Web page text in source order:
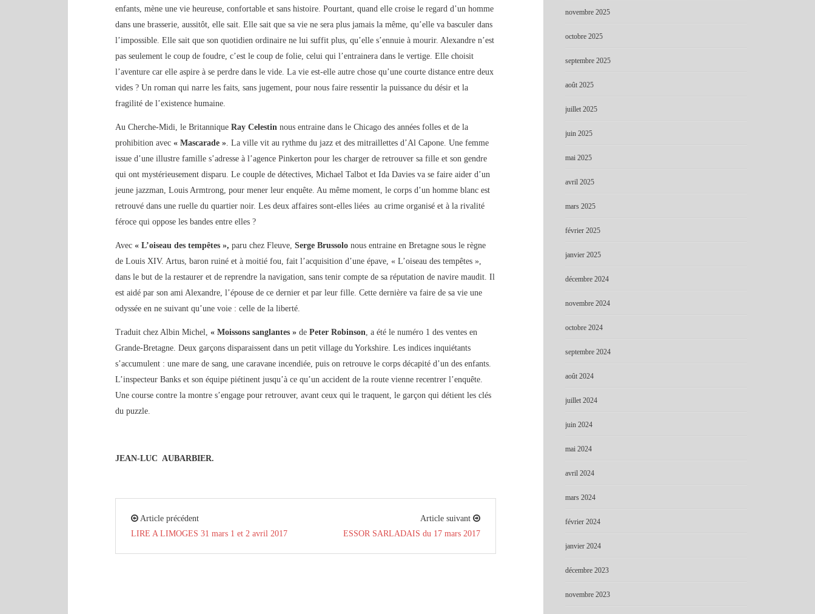
enfants, mène une vie heureuse, confortable et sans histoire. Pourtant, quand elle croise le regard d’un homme
dans une brasserie, aussitôt, elle sait. Elle sait que sa vie ne sera plus jamais la même, qu’elle va basculer dans
l’impossible. Elle sait que son quotidien ordinaire ne lui suffit plus, qu’elle s’ennuie à mourir. Alexandre n’est
pas seulement le coup de foudre, c’est le coup de folie, celui qui l’entrainera dans le vertige. Elle choisit
l’aventure car elle aspire à se perdre dans le vide. La vie est-elle autre chose qu’une courte distance entre deux
vides ? Un roman qui narre les faits, sans jugement, pour nous faire ressentir la puissance du désir et la
fragilité de l’existence humaine.
Au Cherche-Midi, le BritanniqueRay Celestin nous entraine dans le Chicago des années folles et de la
prohibition avec« Mascarade ». La ville vit au rythme du jazz et des mitraillettes d’Al Capone. Une femme
issue d’une illustre famille s’adresse à l’agence Pinkerton pour les charger de retrouver sa fille et son gendre
qui ont mystérieusement disparu. Le couple de détectives, Michael Talbot et Ida Davies va se faire aider d’un
jeune jazzman, Louis Armtrong, pour mener leur enquête. Au même moment, le corps d’un homme blanc est
retrouvé dans une ruelle du quartier noir. Les deux affaires sont-elles liées au crime organisé et à la rivalité
féroce qui oppose les bandes entre elles ?
Avec« L’oiseau des tempêtes »,paru chez Fleuve,Serge Brussolo nous entraine en Bretagne sous le règne
de Louis XIV. Artus, baron ruiné et à moitié fou, fait l’acquisition d’une épave, « L’oiseau des tempêtes »,
dans le but de la restaurer et de reprendre la navigation, sans tenir compte de sa réputation de navire maudit. Il
est aidé par son ami Alexandre, l’épouse de ce dernier et par leur fille. Cette dernière va faire de sa vie une
odyssée en ne suivant qu’une voie : celle de la liberté.
Traduit chez Albin Michel,« Moissons sanglantes »dePeter Robinson, a été le numéro 1 des ventes en
Grande-Bretagne. Deux garçons disparaissent dans un petit village du Yorkshire. Les indices inquiétants
s’accumulent : une mare de sang, une caravane incendiée, puis on retrouve le corps décapité d’un des enfants.
L’inspecteur Banks et son équipe piétinent jusqu’à ce qu’un accident de la route vienne recentrer l’enquête.
Une course contre la montre s’engage pour retrouver, avant ceux qui le traquent, le garçon qui détient les clés
du puzzle.
JEAN-LUC AUBARBIER.
Article précédent
LIRE A LIMOGES 31 mars 1 et 2 avril 2017
Article suivant
ESSOR SARLADAIS du 17 mars 2017
novembre 2025
octobre 2025
septembre 2025
août 2025
juillet 2025
juin 2025
mai 2025
avril 2025
mars 2025
février 2025
janvier 2025
décembre 2024
novembre 2024
octobre 2024
septembre 2024
août 2024
juillet 2024
juin 2024
mai 2024
avril 2024
mars 2024
février 2024
janvier 2024
décembre 2023
novembre 2023